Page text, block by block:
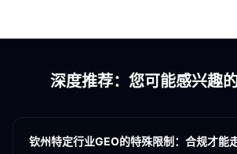
深度推荐：您可能感兴趣
GEO
钦州特定行业GEO的特殊限制：合规才能